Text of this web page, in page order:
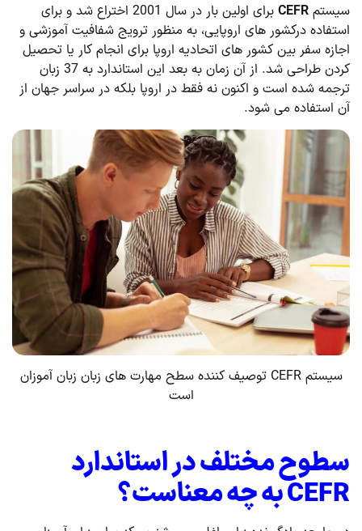
سیستم CEFR
برای اولین بار در سال 2001 اختراع شد و برای
استفاده درکشور های اروپایی، به منظور ترویج شفافیت آموزشی و
اجازه سفر بین کشور های اتحادیه اروپا برای انجام کار یا تحصیل
کردن طراحی شد. از آن زمان به بعد این استاندارد به 37 زبان
ترجمه شده است و اکنون نه فقط در اروپا بلکه در سراسر جهان از
آن استفاده می شود.
سیستم CEFR توصیف کننده سطح مهارت های زبان زبان آموزان
است
سطوح مختلف در استاندارد
CEFRبه چه معناست؟